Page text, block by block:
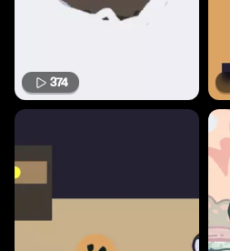
374